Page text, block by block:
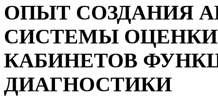
ОПЫТ СОЗДАНИЯ
СИСТЕМЫ ОЦЕНКИ
КАБИНЕТОВ
ДИАГНОСТИКИ